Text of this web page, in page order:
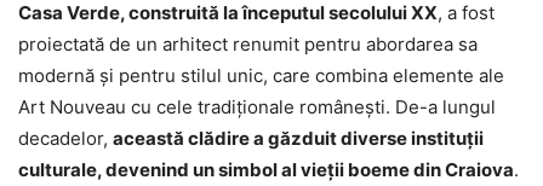
Casa Verde, construită la începutul secolului XX, a fost
proiectată de un arhitect renumit pentru abordarea sa
modernă și pentru stilul unic, care combina elemente ale
Art Nouveau cu cele tradiționale românești. De-a lungul
decadelor, această clădire a găzduit diverse instituții
culturale, devenind un simbol al vieții boeme din Craiova.